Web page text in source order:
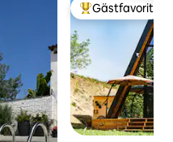
Populär
Gästfavorit